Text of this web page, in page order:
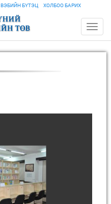
ВЭБИЙН БҮТЭЦ ХОЛБОО БАРИХ